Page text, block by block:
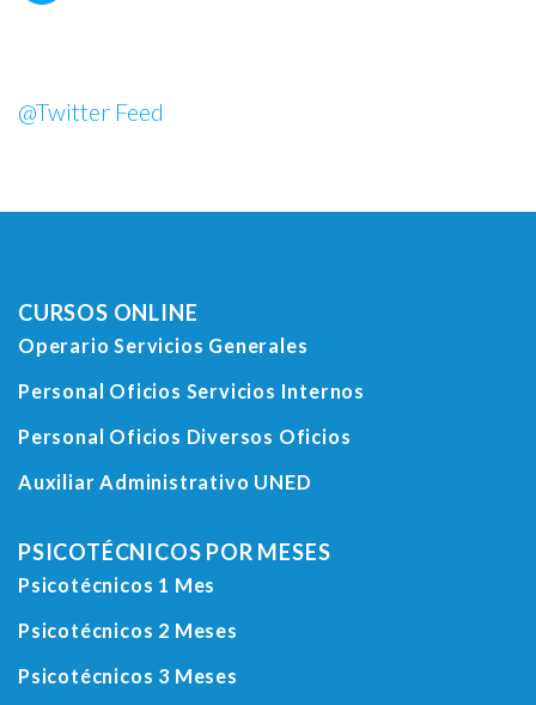
@Twitter Feed
CURSOS ONLINE
Operario Servicios Generales
Personal Oficios Servicios Internos
Personal Oficios Diversos Oficios
Auxiliar Administrativo UNED
PSICOTÉCNICOS POR MESES
Psicotécnicos 1 Mes
Psicotécnicos 2 Meses
Psicotécnicos 3 Meses